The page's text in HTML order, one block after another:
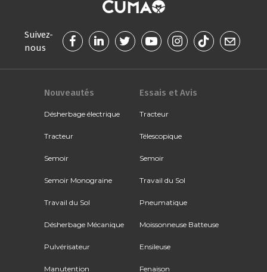
Suivez-
nous
Nouveautés
Désherbage électrique
Tracteur
Semoir
Semoir Monograine
Travail du Sol
Désherbage Mécanique
Pulvérisateur
Manutention
Essais et Avis
Tracteur
Télescopique
Semoir
Travail du Sol
Pneumatique
Moissonneuse Batteuse
Ensileuse
Fenaison